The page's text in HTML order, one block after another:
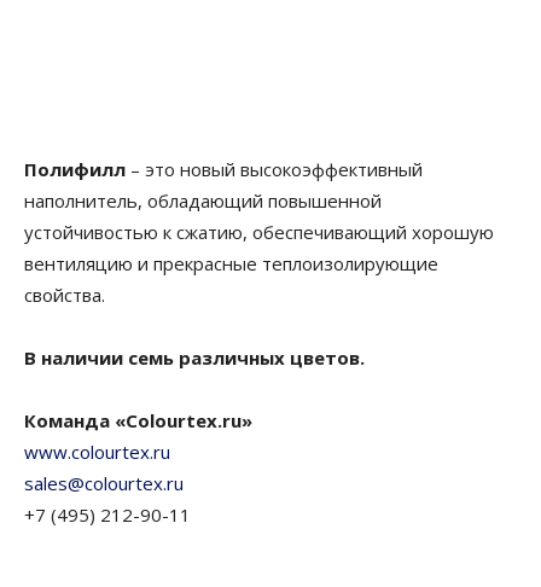
Полифилл – это новый высокоэффективный
наполнитель, обладающий повышенной
устойчивостью к сжатию, обеспечивающий хорошую
вентиляцию и прекрасные теплоизолирующие
свойства.
В наличии семь различных цветов.
Команда «Colourtex.ru»
www.colourtex.ru
sales@colourtex.ru
+7 (495) 212-90-11